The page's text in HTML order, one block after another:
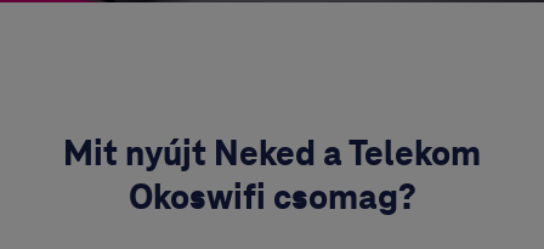
Mit nyújt Neked a Telekom
Okoswifi csomag?